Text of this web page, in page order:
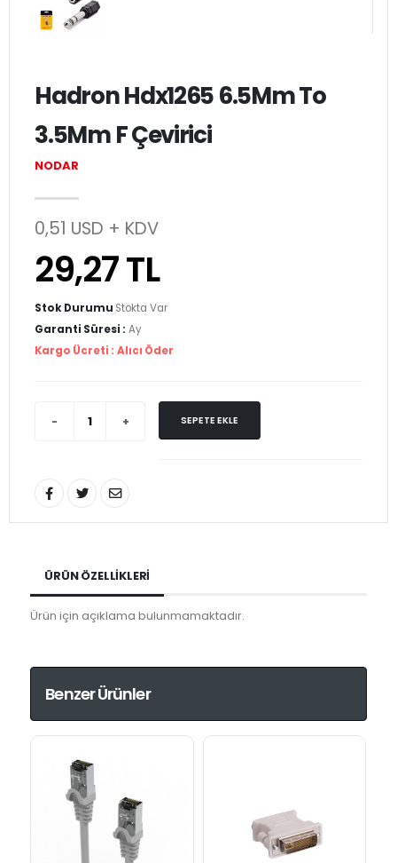
Hadron Hdx1265 6.5Mm To
3.5Mm F Çevirici
NODAR
0,51 USD + KDV
29,27 TL
Stok Durumu Stokta Var
Garanti Süresi : Ay
Kargo Ücreti : Alıcı Öder
SEPETE EKLE
ÜRÜN ÖZELLIKLERI
Ürün için açıklama bulunmamaktadır.
Benzer Ürünler